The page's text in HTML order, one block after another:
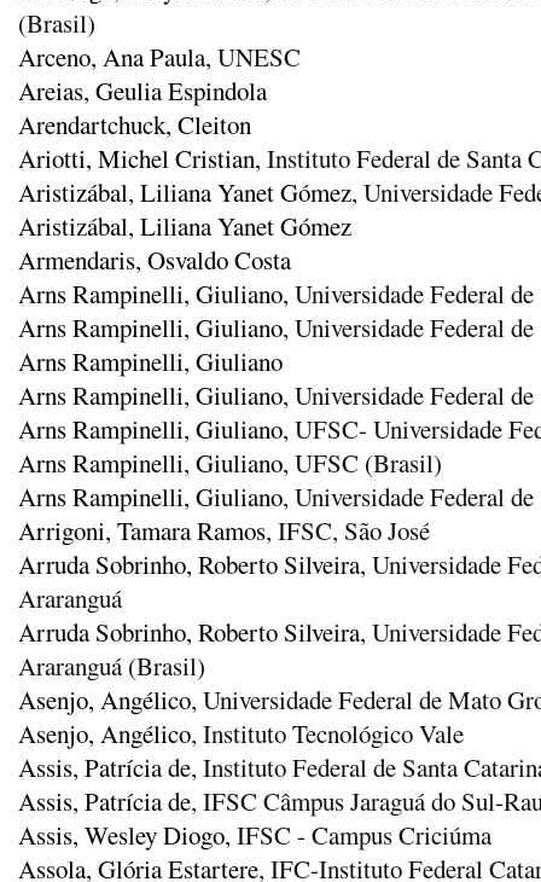
(Brasil)
Arceno, Ana Paula, UNESC
Areias, Geulia Espindola
Arendartchuck, Cleiton
Ariotti, Michel Cristian, Instituto Federal de Santa
Aristizábal, Liliana Yanet Gómez, Universidade
Aristizábal, Liliana Yanet Gómez
Armendaris, Osvaldo Costa
Arns Rampinelli, Giuliano, Universidade Federal
Arns Rampinelli, Giuliano, Universidade Federal
Arns Rampinelli, Giuliano
Arns Rampinelli, Giuliano, Universidade Federal
Arns Rampinelli, Giuliano, UFSC- Universidade
Arns Rampinelli, Giuliano, UFSC (Brasil)
Arns Rampinelli, Giuliano, Universidade Federal
Arrigoni, Tamara Ramos, IFSC, São José
Arruda Sobrinho, Roberto Silveira, Universidade
Araranguá
Arruda Sobrinho, Roberto Silveira, Universidade
Araranguá (Brasil)
Asenjo, Angélico, Universidade Federal de Mato
Asenjo, Angélico, Instituto Tecnológico Vale
Assis, Patrícia de, Instituto Federal de Santa
Assis, Patrícia de, IFSC Câmpus Jaraguá do Sul-
Assis, Wesley Diogo, IFSC - Campus Criciúma
Assola, Glória Estartere, IFC-Instituto Federal